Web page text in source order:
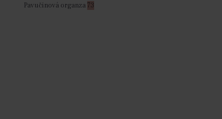
Pavučinová organza 73